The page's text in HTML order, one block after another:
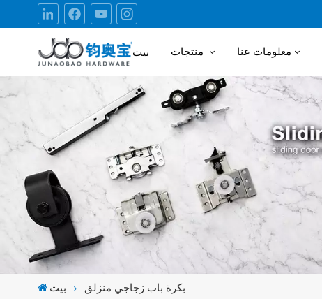
بيت معلومات عنا
بيت بكرة باب زجاجي منزلق